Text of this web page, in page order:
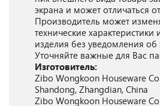
экрана и может отличаться
Производитель может
технические
изделия без уведомления
Уточняйте важные для Вас
Изготовитель:
Zibo Wongkoon Houseware
Shandong, Zhangdian, China
Zibo Wongkoon Houseware